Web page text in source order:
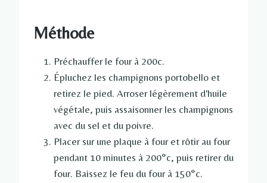
Méthode
Préchauffer le four à 200c.
Épluchez les champignons portobello et
retirez le pied. Arroser légèrement d'huile
végétale, puis assaisonner les champignons
avec du sel et du poivre.
Placer sur une plaque à four et rôtir au four
pendant 10 minutes à 200°c, puis retirer du
four. Baissez le feu du four à 150°c.